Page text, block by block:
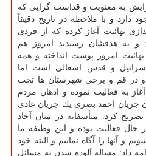
به معنویت و قداست گرایی كه
دارد و با ملاحظه در تاریخ دقیقاً
بهائیت آغاز كرده كه از فردی
به هدفشان رسیدند امروز هم
امروز پوست انداخته و همه
و قدس اشغالی است اما
و در قم و برخی شهرستان ها تحت
به فعالیت نموده و اذهان مردم
جریان احمد بصری یك جریان عادی
كرد: متأسفانه در میان آحاد
حال فعالیت بوده و این وظیفه ما
آنها را آگاه نماییم و البته خود
داد: مساله آلوده شدن به مسائل